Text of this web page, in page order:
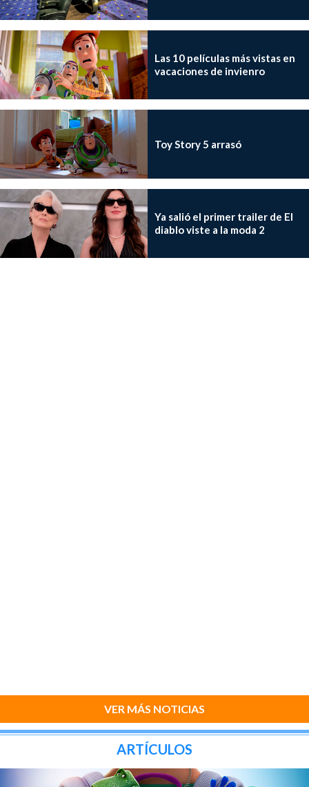
Las 10 películas más vistas en
vacaciones de invienro
Toy Story 5 arrasó
Ya salió el primer trailer de El
diablo viste a la moda 2
VER MÁS NOTICIAS
ARTÍCULOS